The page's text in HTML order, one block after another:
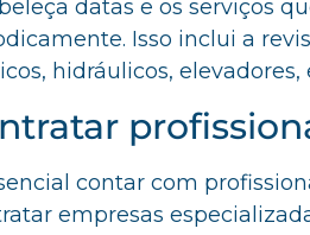
datas e os serviços
Isso inclui a
hidráulicos, elevadores,
contar com
empresas